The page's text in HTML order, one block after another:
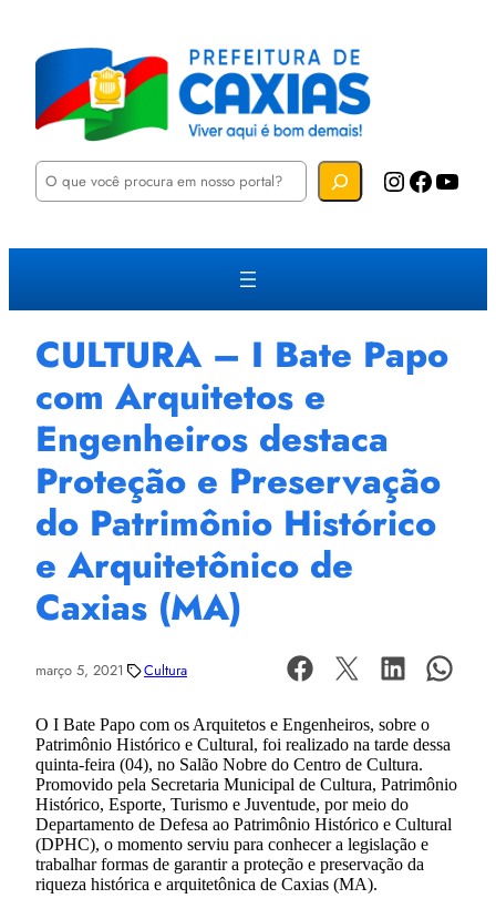
P
u
a
Instagram Facebook YouTube
CULTURA – I Bate Papo
com Arquitetos e
Engenheiros destaca
Proteção e Preservação
do Patrimônio Histórico
e Arquitetônico de
Caxias (MA)
março 5, 2021 Cultura
O I Bate Papo com os Arquitetos e Engenheiros, sobre o
Patrimônio Histórico e Cultural, foi realizado na tarde dessa
quinta-feira (04), no Salão Nobre do Centro de Cultura.
Promovido pela Secretaria Municipal de Cultura, Patrimônio
Histórico, Esporte, Turismo e Juventude, por meio do
Departamento de Defesa ao Patrimônio Histórico e Cultural
(DPHC), o momento serviu para conhecer a legislação e
trabalhar formas de garantir a proteção e preservação da
riqueza histórica e arquitetônica de Caxias (MA).